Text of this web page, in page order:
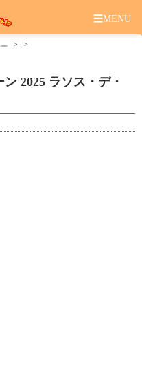
☰MENU
2025 ラソス・デ・